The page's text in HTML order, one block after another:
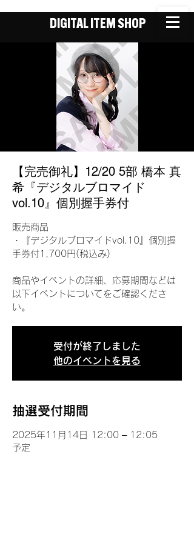
DIGITAL ITEM SHOP
【完売御礼】12/20 5部 橋本 真
希『デジタルブロマイド
vol.10』個別握手券付
販売商品
・『デジタルブロマイドvol.10』個別握
手券付1,700円(税込み)
商品やイベントの詳細、応募期間などは
以下イベントについてをご確認くださ
い。
受付が終了しました
他のイベントを見る
抽選受付期間
2025年11月14日 12:00 – 12:05
予定